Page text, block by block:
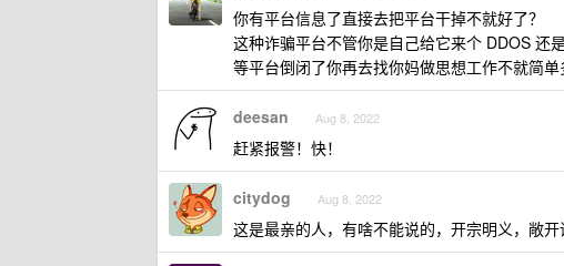
你有平台信息了直接去把平台干掉不就好了？
这种诈骗平台不管你是自己给它来个 DDOS 还
等平台倒闭了你再去找你妈做思想工作不就简单
deesan Aug 8, 2022
赶紧报警！快！
citydog Aug 8, 2022
这是最亲的人，有啥不能说的，开宗明义，敞开